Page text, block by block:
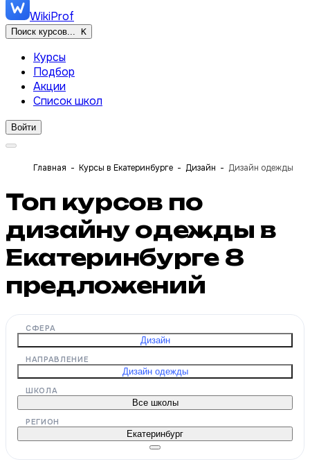
WikiProf
Поиск курсов... K
Курсы
Подбор
Акции
Список школ
Войти
Главная Курсы в Екатеринбурге Дизайн Дизайн одежды
Топ курсов по
дизайну одежды в
Екатеринбурге 8
предложений
СФЕРА
Дизайн
НАПРАВЛЕНИЕ
Дизайн одежды
ШКОЛА
Все школы
РЕГИОН
Екатеринбург